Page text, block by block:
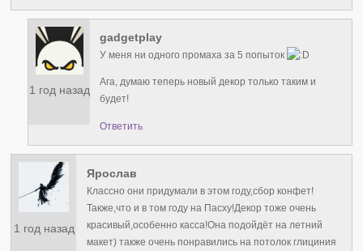
1 год назад
gadgetplay
У меня ни одного промаха за 5 попыток
Ага, думаю теперь новый декор только таким и
будет!
Ответить
1 год назад
Ярослав
Классно они придумали в этом году,сбор конфет!
Также,что и в том году на Пасху!Декор тоже очень
красивый,особенно касса!Она подойдёт на летний
макет) также очень понравились на потолок глициния